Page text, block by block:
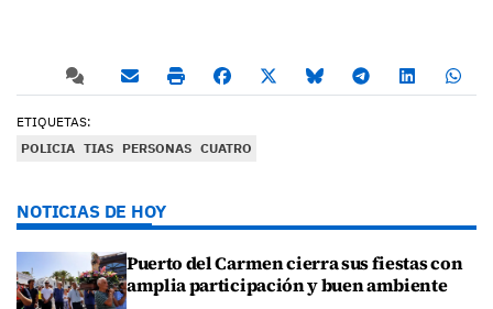
ETIQUETAS:
POLICIA TIAS PERSONAS CUATRO
NOTICIAS DE HOY
Puerto del Carmen cierra sus fiestas con
amplia participación y buen ambiente